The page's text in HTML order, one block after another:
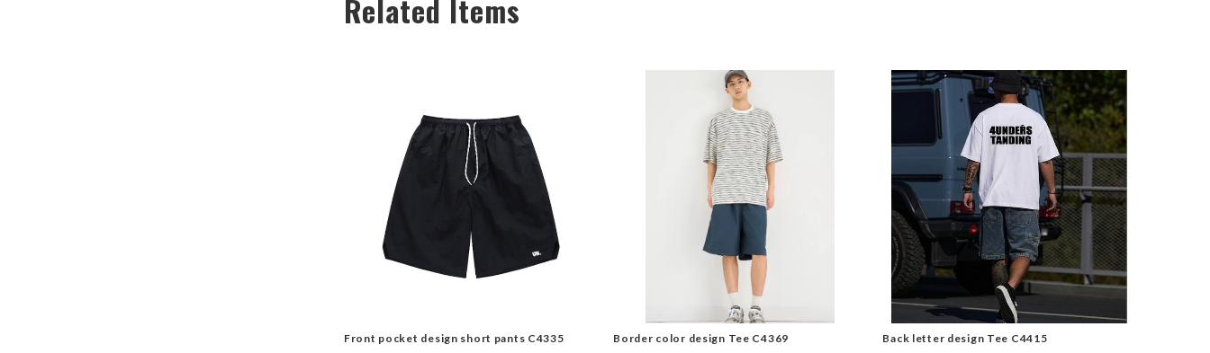
Related Items
Front pocket design short pants C4335
Border color design Tee C4369
Back letter design Tee C4415